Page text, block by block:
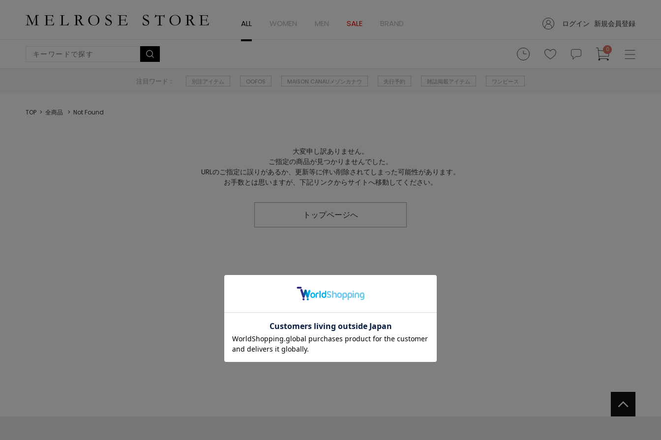
ALL WOMEN MEN SALE BRAND ログイン 新規会員登録
0
注目ワード： 別注アイテム OOFOS MAISON CANAUメゾンカナウ 先行予約 雑誌掲載アイテム ワンピース
TOP 全商品 Not Found
大変申し訳ありません。
ご指定の商品が見つかりませんでした。
URLのご指定に誤りがあるか、更新等に伴い削除されてしまった可能性があります。
お手数とは思いますが、下記リンクからサイトへ移動してください。
トップページへ